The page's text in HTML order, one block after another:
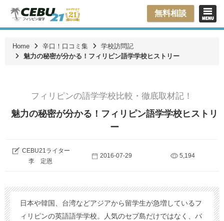
無料相談
Home 辛口！口コミ集
学校訪問記
魅力の秘密が分かる！フィリピン語学学校ヒストリー
フィリピンの語学学校比較・徹底取材記！
魅力の秘密が分かる！フィリピン語学学校ヒストリ
ー
CEBU21ライター
李 定恩
2016-07-29 5,194
日本や韓国、台湾などアジアから留学生が急増しているフ
ィリピンの英語語学学校。人気のセブ島だけではなく、バ